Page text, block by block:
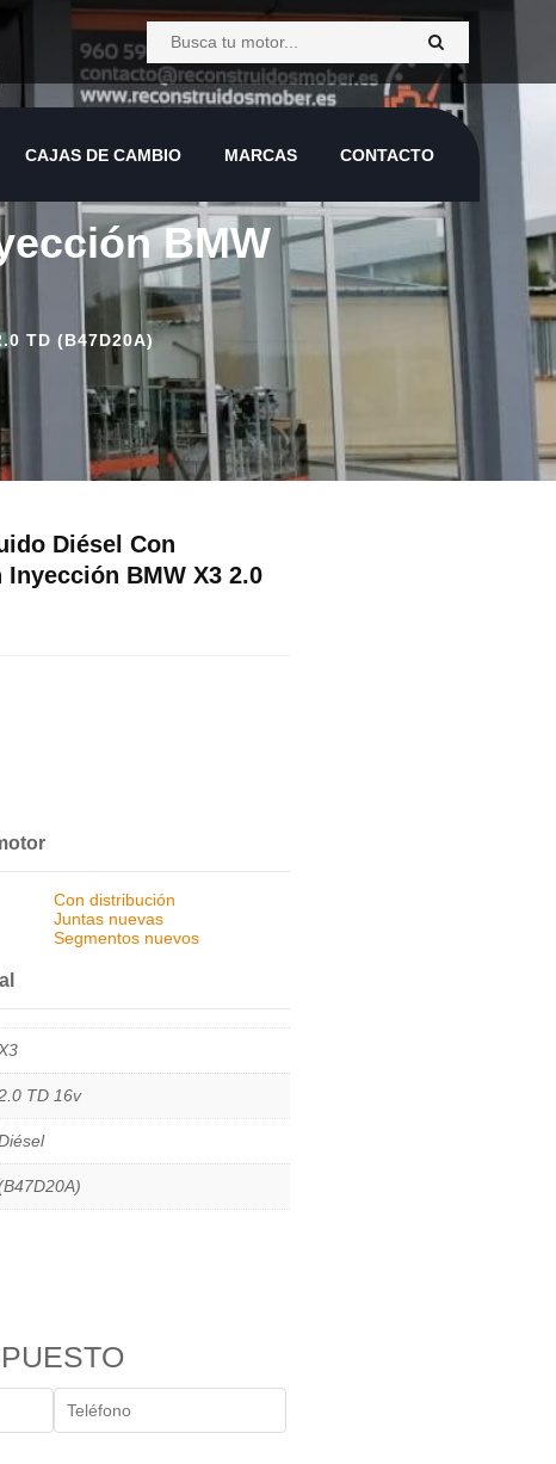
CAJAS DE CAMBIO MARCAS CONTACTO
BMW
TD (B47D20A)
Diésel Con
BMW X3 2.0
Con distribución
Juntas nuevas
Segmentos nuevos
X3
TD 16v